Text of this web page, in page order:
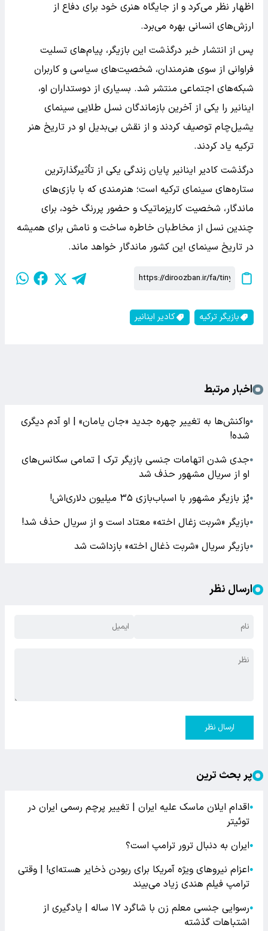
اظهار نظر می‌کرد و از جایگاه هنری خود برای دفاع از
ارزش‌های انسانی بهره می‌برد.
پس از انتشار خبر درگذشت این بازیگر، پیام‌های تسلیت
فراوانی از سوی هنرمندان، شخصیت‌های سیاسی و کاربران
شبکه‌های اجتماعی منتشر شد. بسیاری از دوستداران او،
اینانیر را یکی از آخرین بازماندگان نسل طلایی سینمای
یشیل‌چام توصیف کردند و از نقش بی‌بدیل او در تاریخ هنر
ترکیه یاد کردند.
درگذشت کادیر اینانیر پایان زندگی یکی از تأثیرگذارترین
ستاره‌های سینمای ترکیه است؛ هنرمندی که با بازی‌های
ماندگار، شخصیت کاریزماتیک و حضور پررنگ خود، برای
چندین نسل از مخاطبان خاطره ساخت و نامش برای همیشه
در تاریخ سینمای این کشور ماندگار خواهد ماند.
بازیگر ترکیه کادیر اینانیر
اخبار مرتبط
●واکنش‌ها به تغییر چهره جدید «جان یامان» | او آدم دیگری
شده!
●جدی شدن اتهامات جنسی بازیگر ترک | تمامی سکانس‌های
او از سریال مشهور حذف شد
●پُز بازیگر مشهور با اسباب‌بازی ۳۵ میلیون دلاری‌اش!
●بازیگر «شربت زغال اخته» معتاد است و از سریال حذف شد!
●بازیگر سریال «شربت ذغال اخته» بازداشت شد
ارسال نظر
ارسال نظر
پر بحث ترین
●اقدام ایلان ماسک علیه ایران | تغییر پرچم رسمی ایران در
توئیتر
●ایران به دنبال ترور ترامپ است؟
●اعزام نیروهای ویژه آمریکا برای ربودن ذخایر هسته‌ای! | وقتی
ترامپ فیلم هندی زیاد می‌بیند
●
رسوایی جنسی معلم زن با شاگرد ۱۷ ساله | یادگیری از
اشتباهات گذشته